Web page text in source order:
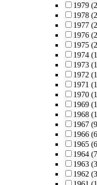
1979
1978
1977
1976
1975
1974
1973
1972
1971
1970
1969
1968
1967
1966
1965
1964
1963
1962